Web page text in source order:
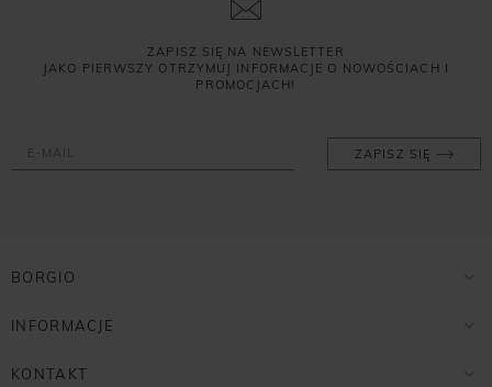
ZAPISZ SIĘ NA NEWSLETTER
JAKO PIERWSZY OTRZYMUJ INFORMACJE O NOWOŚCIACH I
PROMOCJACH!
ZAPISZ SIĘ
BORGIO
INFORMACJE
KONTAKT